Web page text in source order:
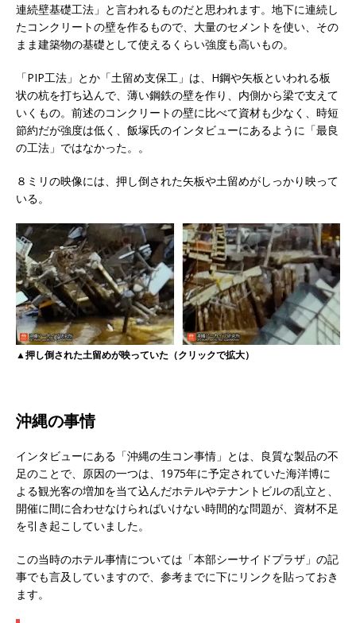
連続壁基礎工法」と言われるものだと思われます。地下に連続し
たコンクリートの壁を作るもので、大量のセメントを使い、その
まま建築物の基礎として使えるくらい強度も高いもの。
「PIP工法」とか「土留め支保工」は、H鋼や矢板といわれる板
状の杭を打ち込んで、薄い鋼鉄の壁を作り、内側から梁で支えて
いくもの。前述のコンクリートの壁に比べて資材も少なく、時短
節約だが強度は低く、飯塚氏のインタビューにあるように「最良
の工法」ではなかった。。
８ミリの映像には、押し倒された矢板や土留めがしっかり映って
いる。
▲押し倒された土留めが映っていた（クリックで拡大）
沖縄の事情
インタビューにある「沖縄の生コン事情」とは、良質な製品の不
足のことで、原因の一つは、1975年に予定されていた海洋博に
よる観光客の増加を当て込んだホテルやテナントビルの乱立と、
開催に間に合わせなけらればいけない時間的な問題が、資材不足
を引き起こしていました。
この当時のホテル事情については「本部シーサイドプラザ」の記
事でも言及していますので、参考までに下にリンクを貼っておき
ます。